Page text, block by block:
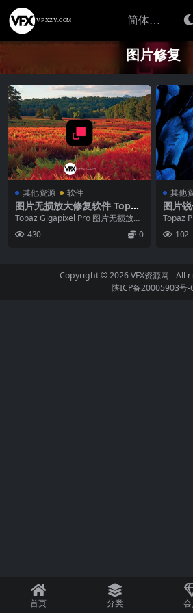
图片修复
其他资源 软件
图片无损放大修复软件 Topaz
Gigapixel Pro v1.1.3 Win/M
ac
Topaz Gigapixel Pro 图片无损放大
430 0
其他
图片
paz
Mac
Topaz
102
Copyright © 2026VFX资源网 - All
陕ICP备20005903号-
首页 分类